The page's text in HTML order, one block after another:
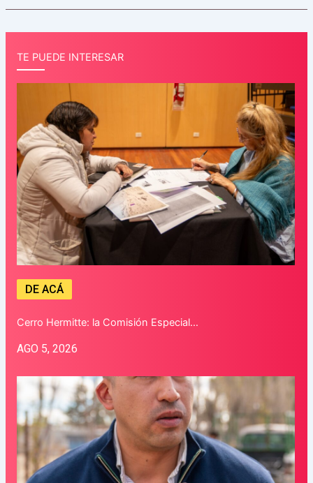
TE PUEDE INTERESAR
DE ACÁ
Cerro Hermitte: la Comisión Especial…
AGO 5, 2026